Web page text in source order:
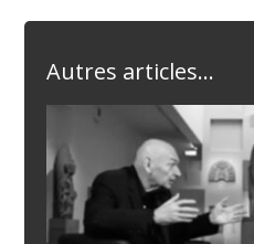
Autres articles...